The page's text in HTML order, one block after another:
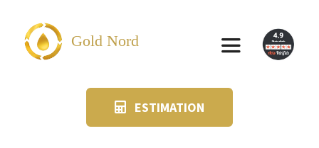
contenu
Gold Nord
Toggle
ESTIMATION